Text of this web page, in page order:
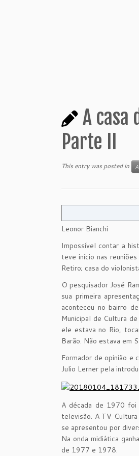
A casa
Parte II
This entry was posted in
Leonor Bianchi
Impossível contar a
teve início nas
Retiro; casa do
O pesquisador José
sua primeira
aconteceu no bairro
Municipal de Cultura
ele estava no Rio,
Barão. Não estava em
Formador de opinião e
Julio Lerner pela
A década de 1970 foi
televisão. A TV
se apresentou por
Na onda midiática
de 1977 e 1978.